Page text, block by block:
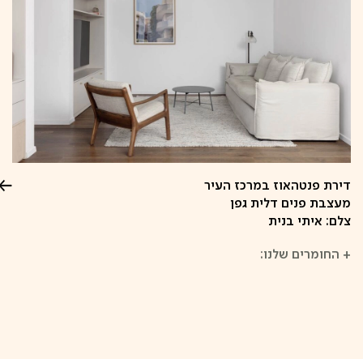
דירת פנטהאוז במרכז העיר
מעצבת פנים דלית גפן
צלם: איתי בנית
+ החומרים שלנו: